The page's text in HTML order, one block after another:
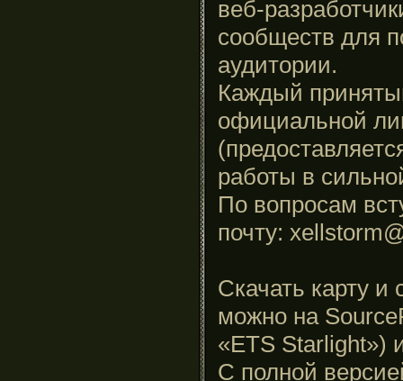
веб-
сообществ для
аудитории.
Каждый
официальной
работы в
По вопросам
почту:
Скачать карту и
можно на
«ETS Starlight»)
С полной